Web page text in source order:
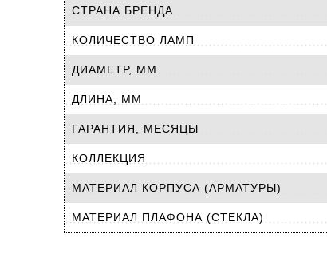
СТРАНА БРЕНДА
КОЛИЧЕСТВО ЛАМП
ДИАМЕТР, ММ
ДЛИНА, ММ
ГАРАНТИЯ, МЕСЯЦЫ
КОЛЛЕКЦИЯ
МАТЕРИАЛ КОРПУСА (АРМАТУРЫ)
МАТЕРИАЛ ПЛАФОНА (СТЕКЛА)